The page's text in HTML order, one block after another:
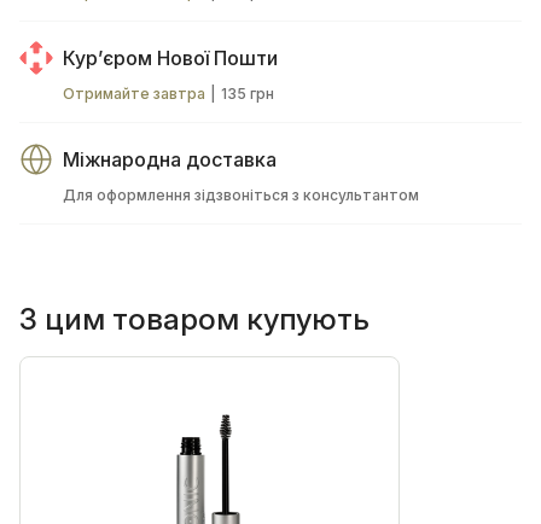
Курʼєром Нової Пошти
Отримайте завтра 135 грн
Міжнародна доставка
Для оформлення зідзвоніться з консультантом
З цим товаром купують